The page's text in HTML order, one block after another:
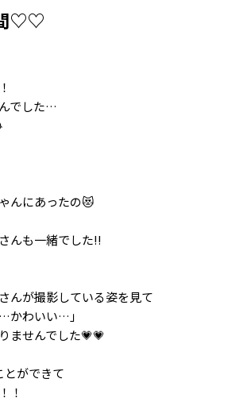
ーンニュース
について
♡♡
でした…
んにあったの😻
んも一緒でした!!
んが撮影している姿を見て
かわいい…」
ませんでした💗💗
とができて
！